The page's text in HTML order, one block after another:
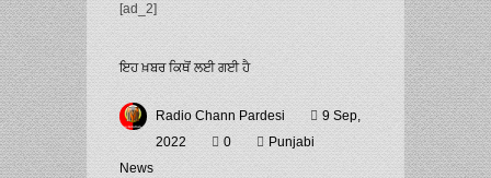
[ad_2]
ਇਹ ਖ਼ਬਰ ਕਿਥੋਂ ਲਈ ਗਈ ਹੈ
Radio Chann Pardesi
9 Sep,
2022
0
Punjabi
News